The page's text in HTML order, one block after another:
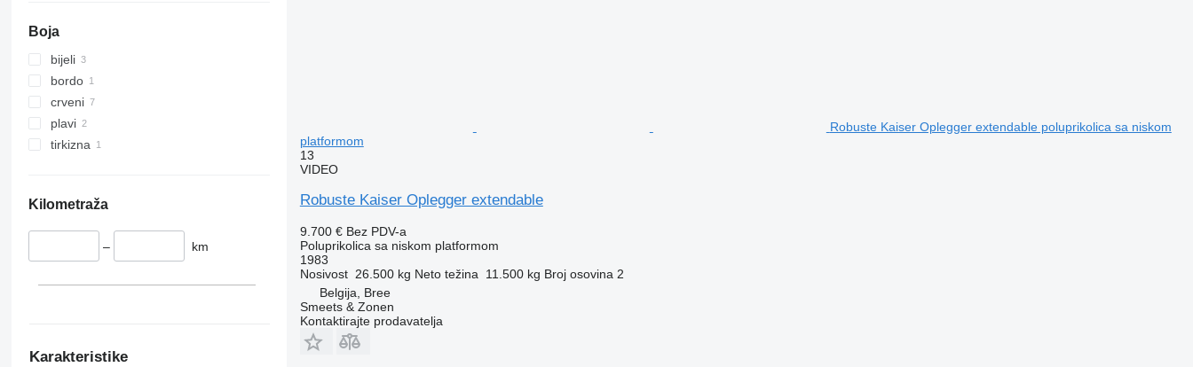
Boja
bijeli
bordo
crveni
plavi
tirkizna
Kilometraža
– km
Karakteristike
Robuste Kaiser Oplegger extendable poluprikolica sa niskom
platformom
13
VIDEO
Robuste Kaiser Oplegger extendable
9.700 € Bez PDV-a
Poluprikolica sa niskom platformom
1983
Nosivost 26.500 kg Neto težina 11.500 kg Broj osovina 2
Belgija, Bree
Smeets & Zonen
Kontaktirajte prodavatelja